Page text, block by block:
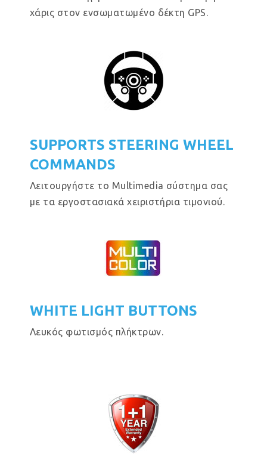
χάρις στον ενσωματωμένο δέκτη GPS.
SUPPORTS STEERING WHEEL
COMMANDS
Λειτουργήστε το Multimedia σύστημα σας
με τα εργοστασιακά χειριστήρια τιμονιού.
WHITE LIGHT BUTTONS
Λευκός φωτισμός πλήκτρων.